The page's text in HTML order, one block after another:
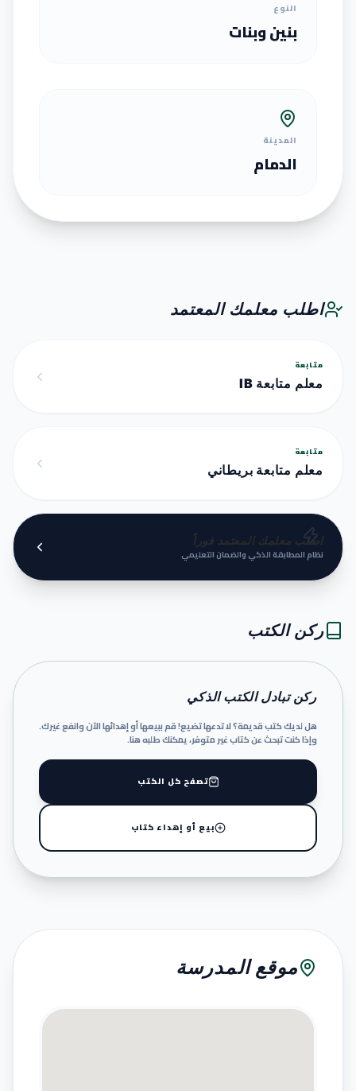
النوع
بنين وبنات
المدينة
الدمام
اطلب معلمك المعتمد
متابعة
معلم متابعة IB
متابعة
معلم متابعة بريطاني
اطلب معلمك المعتمد فوراً
نظام المطابقة الذكي والضمان التعليمي
ركن الكتب
ركن تبادل الكتب الذكي
هل لديك كتب قديمة؟ لا تدعها تضيع! قم ببيعها أو إهدائها الآن وانفع غيرك.
وإذا كنت تبحث عن كتاب غير متوفر، يمكنك طلبه هنا.
تصفح كل الكتب
بيع أو إهداء كتاب
موقع المدرسة